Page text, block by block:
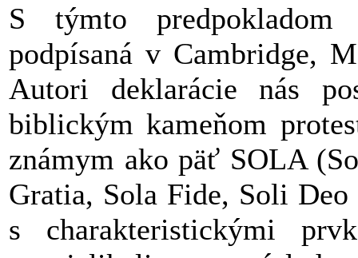
S týmto predpokladom
podpísaná v Cambridge,
Autori deklarácie nás
biblickým kameňom
známym ako päť SOLA
Gratia, Sola Fide, Soli
s charakteristickými